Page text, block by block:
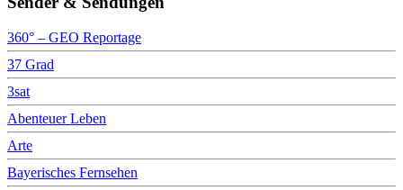
360° – GEO Reportage
37 Grad
3sat
Abenteuer Leben
Arte
Bayerisches Fernsehen